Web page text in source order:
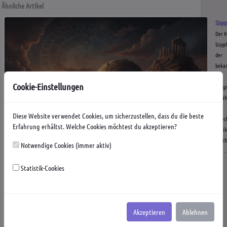
Ähnliche Artikel
Der
der
und
Cookie-Einstellungen
Diese Website verwendet Cookies, um sicherzustellen, dass du die beste
Erfahrung erhältst. Welche Cookies möchtest du akzeptieren?
Notwendige Cookies (immer aktiv)
Statistik-Cookies
Akzeptieren Ablehnen